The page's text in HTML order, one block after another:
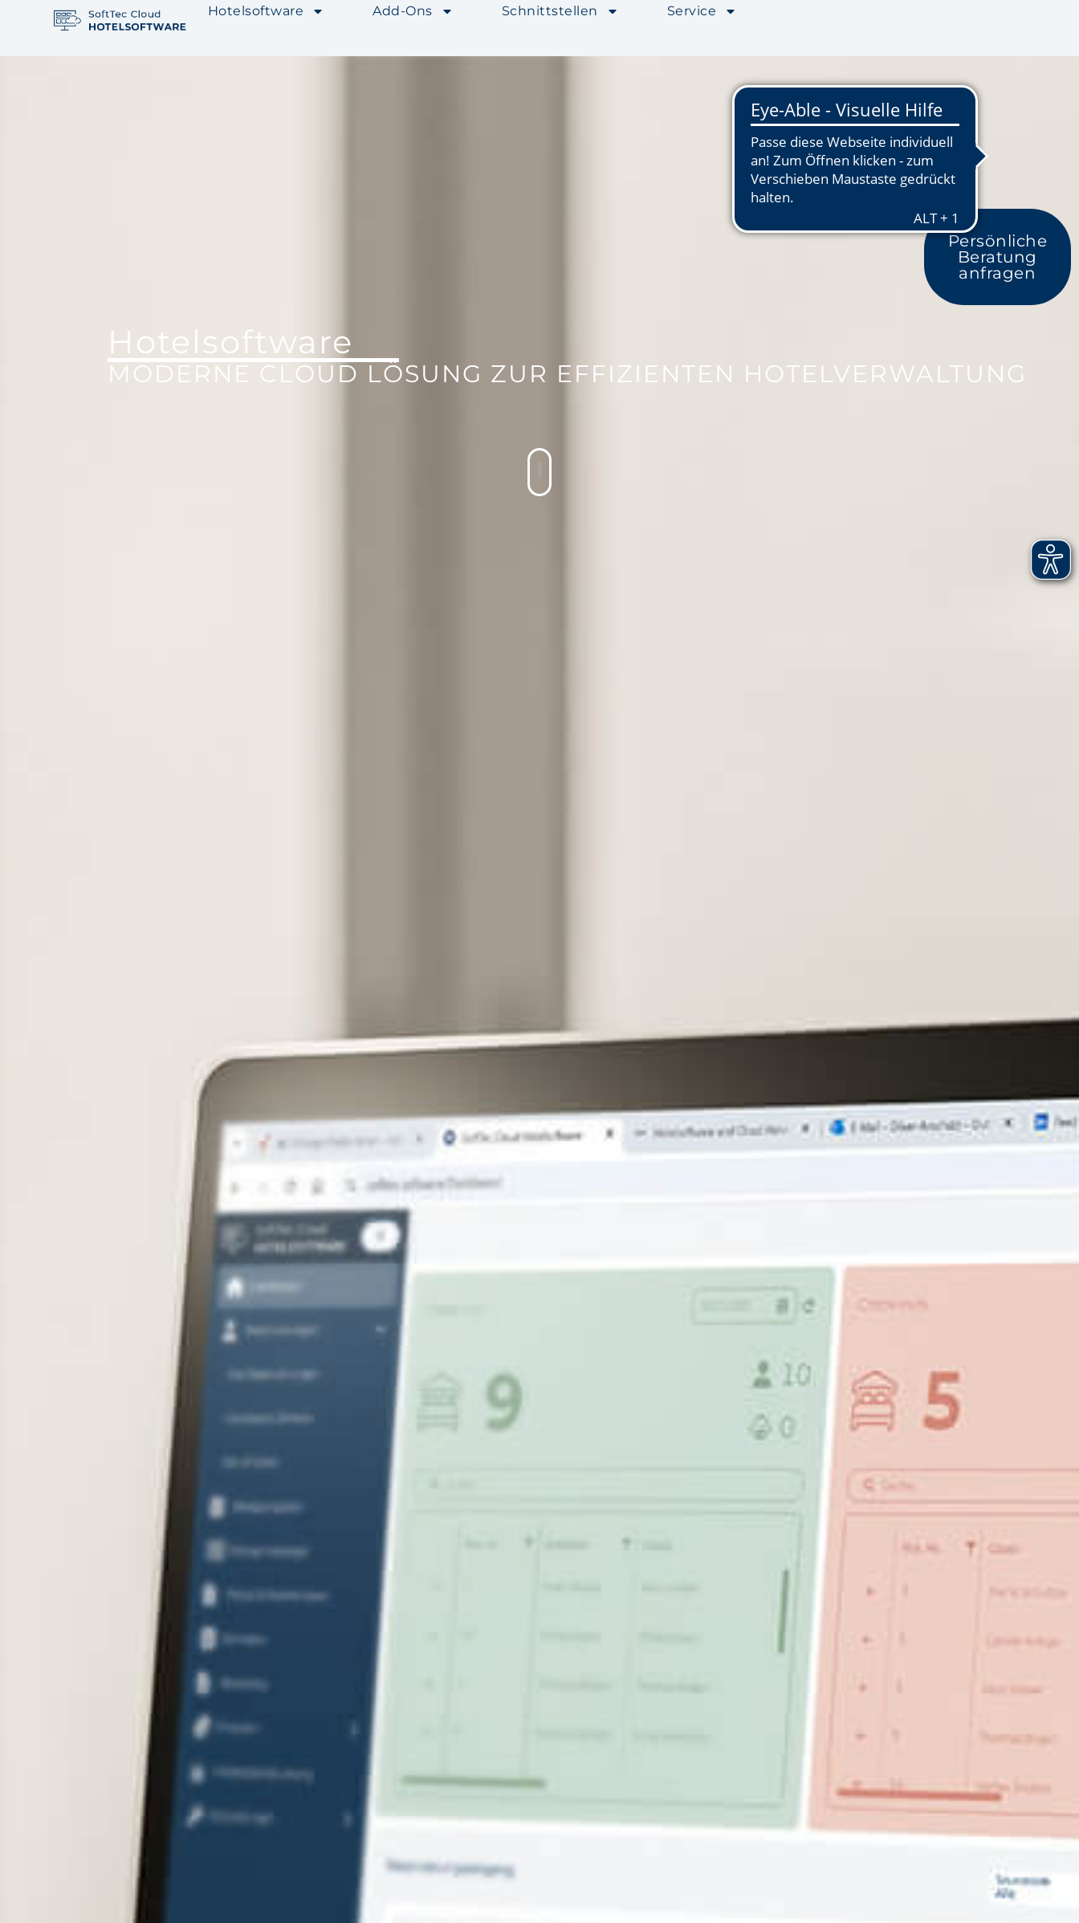
Hotelsoftware Add-Ons Schnittstellen Service
Hotelsoftware
MODERNE CLOUD LÖSUNG ZUR EFFIZIENTEN HOTELVERWALTUNG
Persönliche
Beratung
anfragen